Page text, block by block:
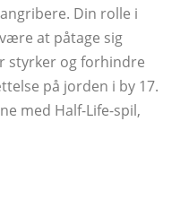
Din rolle i
at påtage sig
styrker og forhindre
på jorden i by 17.
med Half-Life-spil,